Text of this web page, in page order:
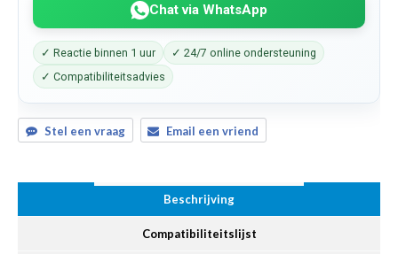
Chat via WhatsApp
✓ Reactie binnen 1 uur
✓ 24/7 online ondersteuning
✓ Compatibiliteitsadvies
Stel een vraag Email een vriend
Beschrijving
Compatibiliteitslijst